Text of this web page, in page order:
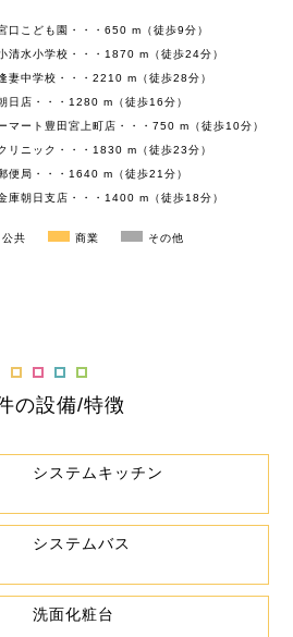
口こども園・・・650 m（徒歩9分）
清水小学校・・・1870 m（徒歩24分）
妻中学校・・・2210 m（徒歩28分）
日店・・・1280 m（徒歩16分）
マート豊田宮上町店・・・750 m（徒歩10分）
リニック・・・1830 m（徒歩23分）
便局・・・1640 m（徒歩21分）
庫朝日支店・・・1400 m（徒歩18分）
公共 商業 その他
の設備/特徴
システムキッチン
システムバス
洗面化粧台